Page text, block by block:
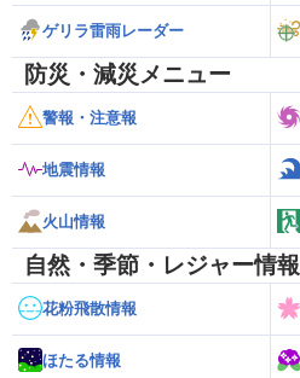
ゲリラ雷雨レーダー
防災・減災メニュー
警報・注意報
地震情報
火山情報
自然・季節・レジャー情報
花粉飛散情報
ほたる情報